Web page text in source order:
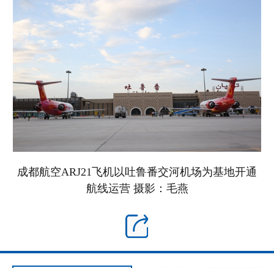
成都航空ARJ21飞机以吐鲁番交河机场为基地开通
航线运营 摄影：毛燕